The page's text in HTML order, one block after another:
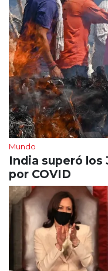
Mundo
India superó
por COVID